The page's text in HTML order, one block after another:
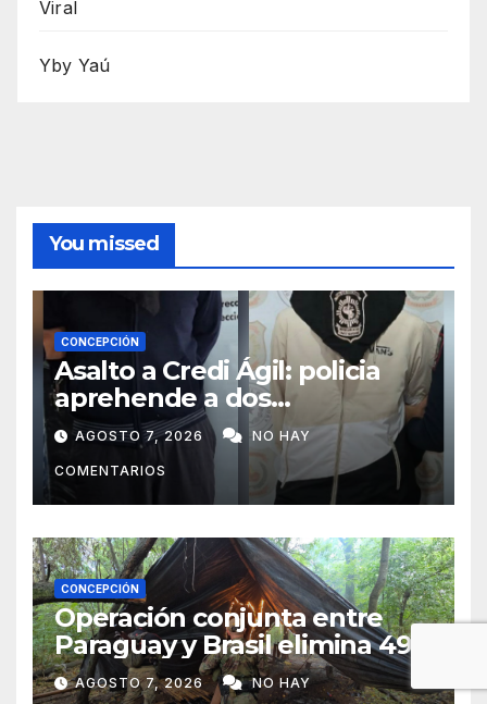
Viral
Yby Yaú
You missed
CONCEPCIÓN
Asalto a Credi Ágil: policia
aprehende a dos
sospechosos e incauta
evidencias en Concepción
AGOSTO 7, 2026 NO HAY
COMENTARIOS
CONCEPCIÓN
Operación conjunta entre
Paraguay y Brasil elimina 498
toneladas de marihuana en
AGOSTO 7, 2026 NO HAY